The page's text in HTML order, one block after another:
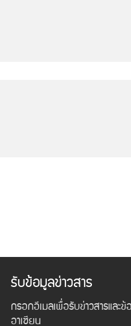
รับข้อมูลข่าวสาร
กรอกอีเมลเพื่อรับข่าวสารและ
อาเซียน